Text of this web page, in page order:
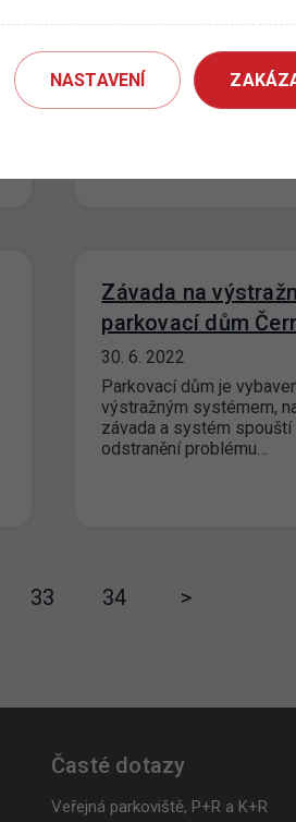
19. 7. 2022
Upozorňujeme, že KC
vozovnou 2687/18 je
Závada na
parkovací dům
30. 6. 2022
Parkovací dům je
výstražným systémem,
závada a systém spouští
odstranění problému…
33 34 >
Časté dotazy
Veřejná parkoviště, P+R a K+R
NASTAVENÍ